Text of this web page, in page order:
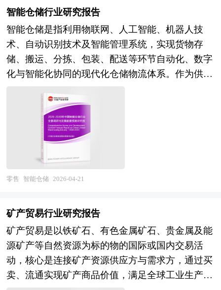
高地，其定义的本质已升维为构建高效、韧性、绿
色、可信的全球供应链生态系统的动态能力。 本
研究咨询报告由中研普华咨询公司领衔撰写，在大
量周密的市场调研基础上，主要依据了国家统计
局、国家商务部、国家发改委、国家经济信息中
国经济景气监测中心、中国行业研究网、全国及海
外多种相关报刊杂志的基础信息以及专业研究单位
等公布和提供的大量资料。对全球及国内物流行业
作了详尽深入的分析，是企业进行市场研究工作时
不可或缺的重要参考资料，同时也可作为金融机构
进行信贷分析、证券分析、投资分析等研究工作时
将历经两个阶段：第一个阶段，到2035年基本实现
国建成富强民主文明和谐美丽的社会主义现代化强
国。科学编制“十五五”规划，对持续推进经济社会
高质量发展、有效应对国内外复杂多变形势、满足
人民群众日益增长的美好生活需要意义重大，是党
和国家治国理政、引领发展方向的重要举措。 五
年规划是国家对经济社会发展的顶层设计，也是一
种纲领性文件。目前中国也是世界上编制五年规划
（计划）最多的国家。中研普华产业研究院在对未
来“十五五”时期社会经济发展形势和政策带动的发
展目标作进一步研究研判，并从2025年上半年开始
全面跟进相关规划的制定和研究工作，为冷链物流
性的建议，为冷链物流行业发展提供准确的市场分
析内容和研究成果。 中研普华通过对冷链物流行
业长期跟踪监测，分析冷链物流行业需求、供给、
经营特性、获取能力、产业链和价值链等多方面的
内容，整合行业、市场、企业、用户等多层面数据
智能仓储行业研究报告
智能仓储是指利用物联网、人工智能、机器人技
术、自动识别技术及智能管理系统，实现货物存
储、搬运、分拣、包装、配送等环节自动化、数字
化与智能化协同的现代化仓储物流体系。作为供应
仓库、智能分拣系统、AGV/AMR移动机器人、智
能穿梭车、自动装卸设备、仓储管理软件
（WMS）及数字孪生运维平台等关键装备与系
统，是连接生产制造与终端消费、提升全链路流通
效率的战略性产业。随着我国制造业升级、电商新
零售扩张及物流成本优化需求加剧，智能仓储正从
析、增值服务于一体的智慧供应链枢纽演进，成为
现代物流体系与数字经济深度融合的关键载体。
当前，中国智能仓储行业正处于技术密集投入与商
业模式验证的关键成长期。经过多年发展，我国已
成为全球最大的智能仓储装备市场与应用场景聚集
地，在电商物流、汽车、医药、新能源、快消品等
零售 智能仓储 2026-04-21
矿产贸易行业研究报告
矿产贸易是以铁矿石、有色金属矿石、贵金属及能
源矿产等自然资源为标的物的国际或国内交易活
动，核心是连接矿产资源供应方与需求方，通过买
卖、流通实现矿产商品价值，满足全球工业生产对